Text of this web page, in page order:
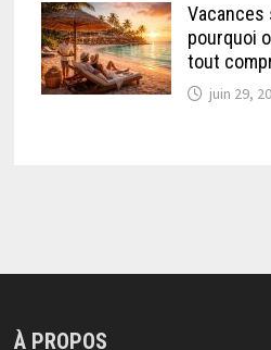
pourquoi
tout
juin 29,
À PROPOS